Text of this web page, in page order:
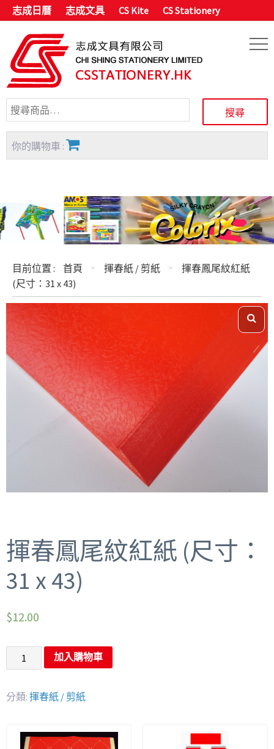
志成日曆 志成文具 CS Kite CS Stationery
你的購物車 :
目前位置 : 首頁 揮春紙 / 剪紙
揮春鳳尾紋紅紙
(尺寸：31 x 43)
揮春鳳尾紋紅紙 (尺寸：
31 x 43)
$12.00
加入購物車
分類: 揮春紙 / 剪紙